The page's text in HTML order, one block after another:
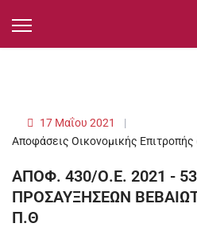
Αποφάσεις Οικονομικής Επιτροπής
17 Μαΐου 2021
ΑΠΟΦ. 430/Ο.Ε. 2021 -
ΠΡΟΣΑΥΞΗΣΕΩΝ
Π.Θ